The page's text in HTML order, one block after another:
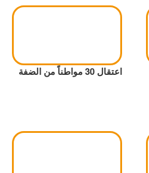
اعتقال 30 مواطناً من الضفة